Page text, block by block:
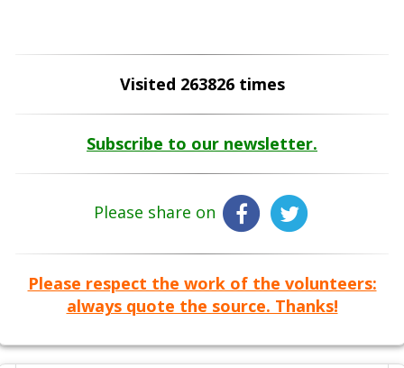
Visited 263826 times
Subscribe to our newsletter.
Please share on
Please respect the work of the volunteers:
always quote the source. Thanks!